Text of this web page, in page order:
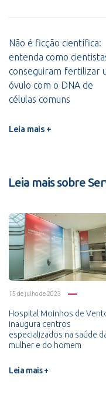
Não é ficção científica:
entenda como
conseguiram fertilizar
óvulo com o DNA de
células comuns
Leia mais +
Leia mais sobre
15 de julho de 2023
Hospital Moinhos de
inaugura centros
especializados na saúde
mulher e do homem
Leia mais +